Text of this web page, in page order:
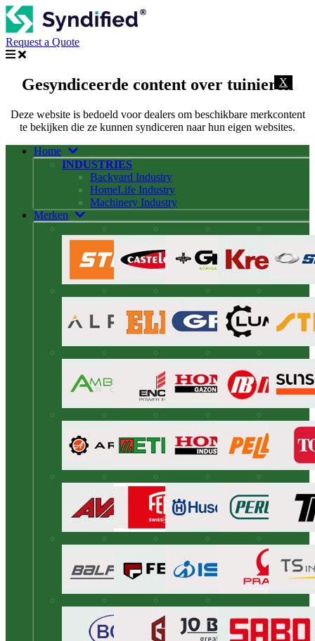
Request a Quote
X
Gesyndiceerde content over tuinieren
Deze website is bedoeld voor dealers om beschikbare merkcontent
te bekijken die ze kunnen syndiceren naar hun eigen websites.
Home
INDUSTRIES
Backyard Industry
HomeLife Industry
Machinery Industry
Merken